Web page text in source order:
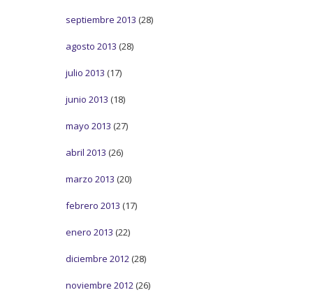
septiembre 2013 (28)
agosto 2013 (28)
julio 2013 (17)
junio 2013 (18)
mayo 2013 (27)
abril 2013 (26)
marzo 2013 (20)
febrero 2013 (17)
enero 2013 (22)
diciembre 2012 (28)
noviembre 2012 (26)